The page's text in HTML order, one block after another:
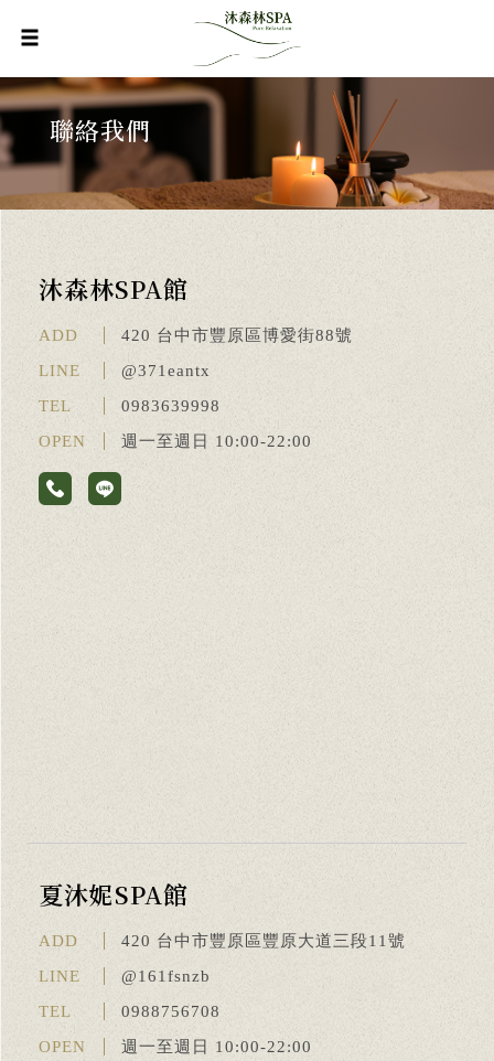
聯絡我們
沐森林SPA館
ADD
420 台中市豐原區博愛街88號
LINE
@371eantx
TEL
0983639998
OPEN
週一至週日 10:00-22:00
夏沐妮SPA館
ADD
420 台中市豐原區豐原大道三段11號
LINE
@161fsnzb
TEL
0988756708
OPEN
週一至週日 10:00-22:00